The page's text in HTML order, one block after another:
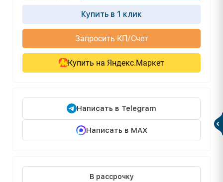
Купить в 1 клик
Запросить КП/Счет
Купить на Яндекс.Маркет
Написать в Telegram
Написать в MAX
В рассрочку